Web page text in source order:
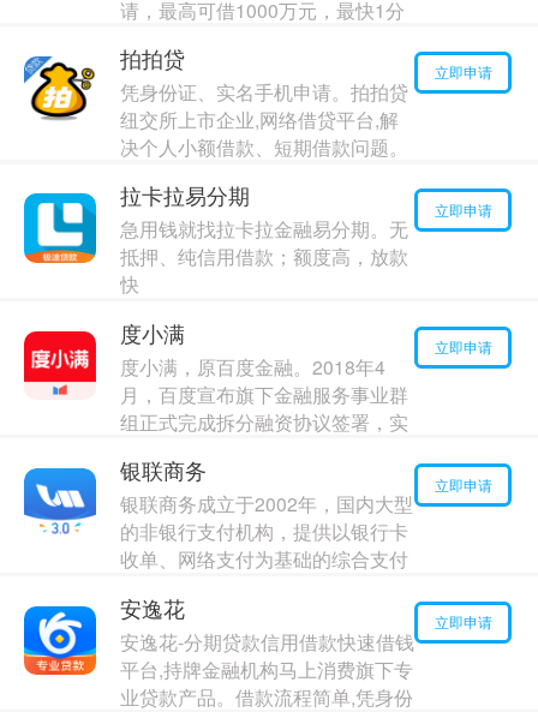
请，最高可借1000万元，最快1分
最高额度：
年利率：19.00%
拍拍贷
凭身份证、实名手机申请。拍拍贷
纽交所上市企业,网络借贷平台,解
决个人小额借款、短期借款问题。
最高额度：150000
年利率：18.00%
立即申请
拉卡拉易分期
急用钱就找拉卡拉金融易分期。无
抵押、纯信用借款；额度高，放款
快
年利率：
立即申请
度小满
度小满，原百度金融。2018年4
月，百度宣布旗下金融服务事业群
组正式完成拆分融资协议签署，实
最高额度：
年利率：5.00%
立即申请
银联商务
银联商务成立于2002年，国内大型
的非银行支付机构，提供以银行卡
收单、网络支付为基础的综合支付
脸支付/NFC支付/互联网支付/移动
远程支付等多种支付方式。
最高额度：20000元
年利率：7.00%
立即申请
安逸花
安逸花-分期贷款信用借款快速借钱
平台,持牌金融机构马上消费旗下专
业贷款产品。借款流程简单,凭身份
立即申请